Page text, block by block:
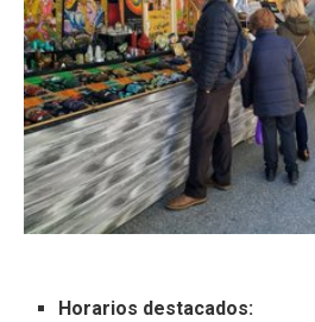
Horarios destacados: